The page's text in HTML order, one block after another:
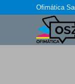
Ofimática